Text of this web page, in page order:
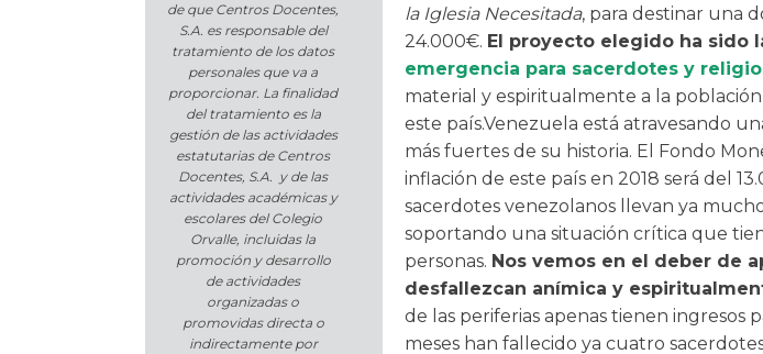
de que Centros Docentes,
S.A. es responsable del
tratamiento de los datos
personales que va a
proporcionar. La finalidad
del tratamiento es la
gestión de las actividades
estatutarias de Centros
Docentes, S.A. y de las
actividades académicas y
escolares del Colegio
Orvalle, incluidas la
promoción y desarrollo
de actividades
organizadas o
promovidas directa o
indirectamente por
la Iglesia Necesitada, para destinar una
24.000€. El proyecto elegido ha sido
emergencia para sacerdotes y
material y espiritualmente a la
este país.Venezuela está atravesando
más fuertes de su historia. El Fondo
inflación de este país en 2018 será del
sacerdotes venezolanos llevan ya
soportando una situación crítica que
personas. Nos vemos en el deber de
desfallezcan anímica y
de las periferias apenas tienen ingresos
meses han fallecido ya cuatro